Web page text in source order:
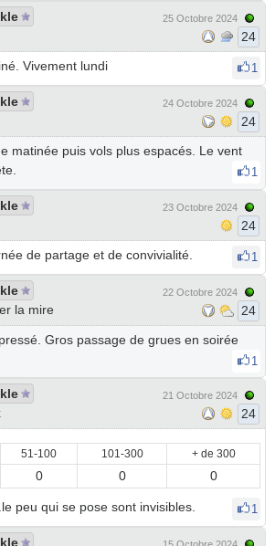
25 Octobre 2024
24
Vivement lundi
1
24 Octobre 2024
24
matinée puis vols plus espacés. Le vent
1
23 Octobre 2024
24
de partage et de convivialité.
1
la mire
22 Octobre 2024
24
Gros passage de grues en soirée
1
21 Octobre 2024
24
51-100 101-300 + de 300
0 0 0
peu qui se pose sont invisibles. 1